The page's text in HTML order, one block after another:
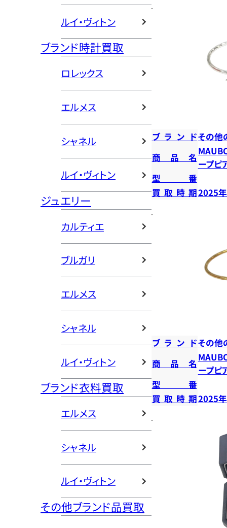
ルイ・ヴィトン
ブランド時計買取
ロレックス
エルメス
シャネル
ルイ・ヴィトン
ジュエリー
カルティエ
ブルガリ
エルメス
シャネル
ルイ・ヴィトン
ブランド衣料買取
エルメス
シャネル
ルイ・ヴィトン
その他ブランド品買取
ブランドその他
商品名
ープピ
型番
買取時期2025
ブランドその他
商品名
ープピ
型番
買取時期2025